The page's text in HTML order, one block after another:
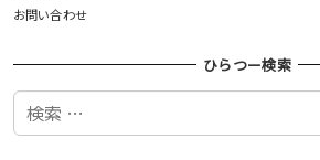
お問い合わせ
ひらつー検索
検